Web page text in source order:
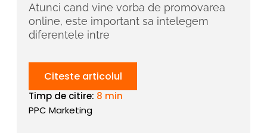
Atunci cand vine vorba de promovarea
online, este important sa intelegem
diferentele intre
Citeste articolul
Timp de citire: 8 min
PPC Marketing